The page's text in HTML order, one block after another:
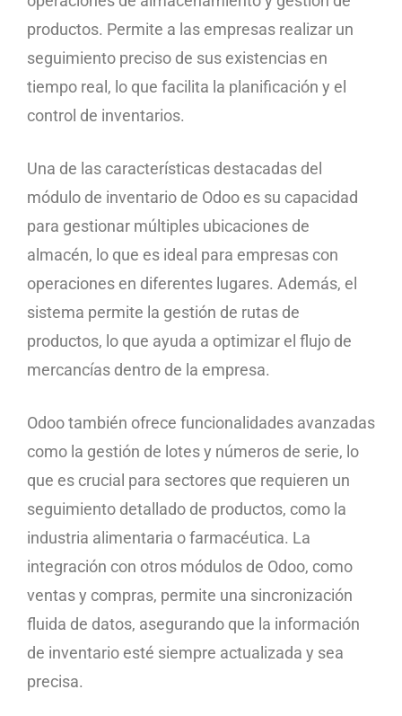
productos. Permite a las empresas realizar un
seguimiento preciso de sus existencias en
tiempo real, lo que facilita la planificación y el
control de inventarios.
Una de las características destacadas del
módulo de inventario de Odoo es su capacidad
para gestionar múltiples ubicaciones de
almacén, lo que es ideal para empresas con
operaciones en diferentes lugares. Además, el
sistema permite la gestión de rutas de
productos, lo que ayuda a optimizar el flujo de
mercancías dentro de la empresa.
Odoo también ofrece funcionalidades avanzadas
como la gestión de lotes y números de serie, lo
que es crucial para sectores que requieren un
seguimiento detallado de productos, como la
industria alimentaria o farmacéutica. La
integración con otros módulos de Odoo, como
ventas y compras, permite una sincronización
fluida de datos, asegurando que la información
de inventario esté siempre actualizada y sea
precisa.